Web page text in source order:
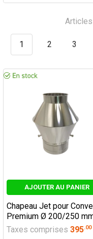
1 2 3
AJOUTER AU PANIER
Chapeau Jet pour
Premium Ø 200/250
Taxes comprises 395.00